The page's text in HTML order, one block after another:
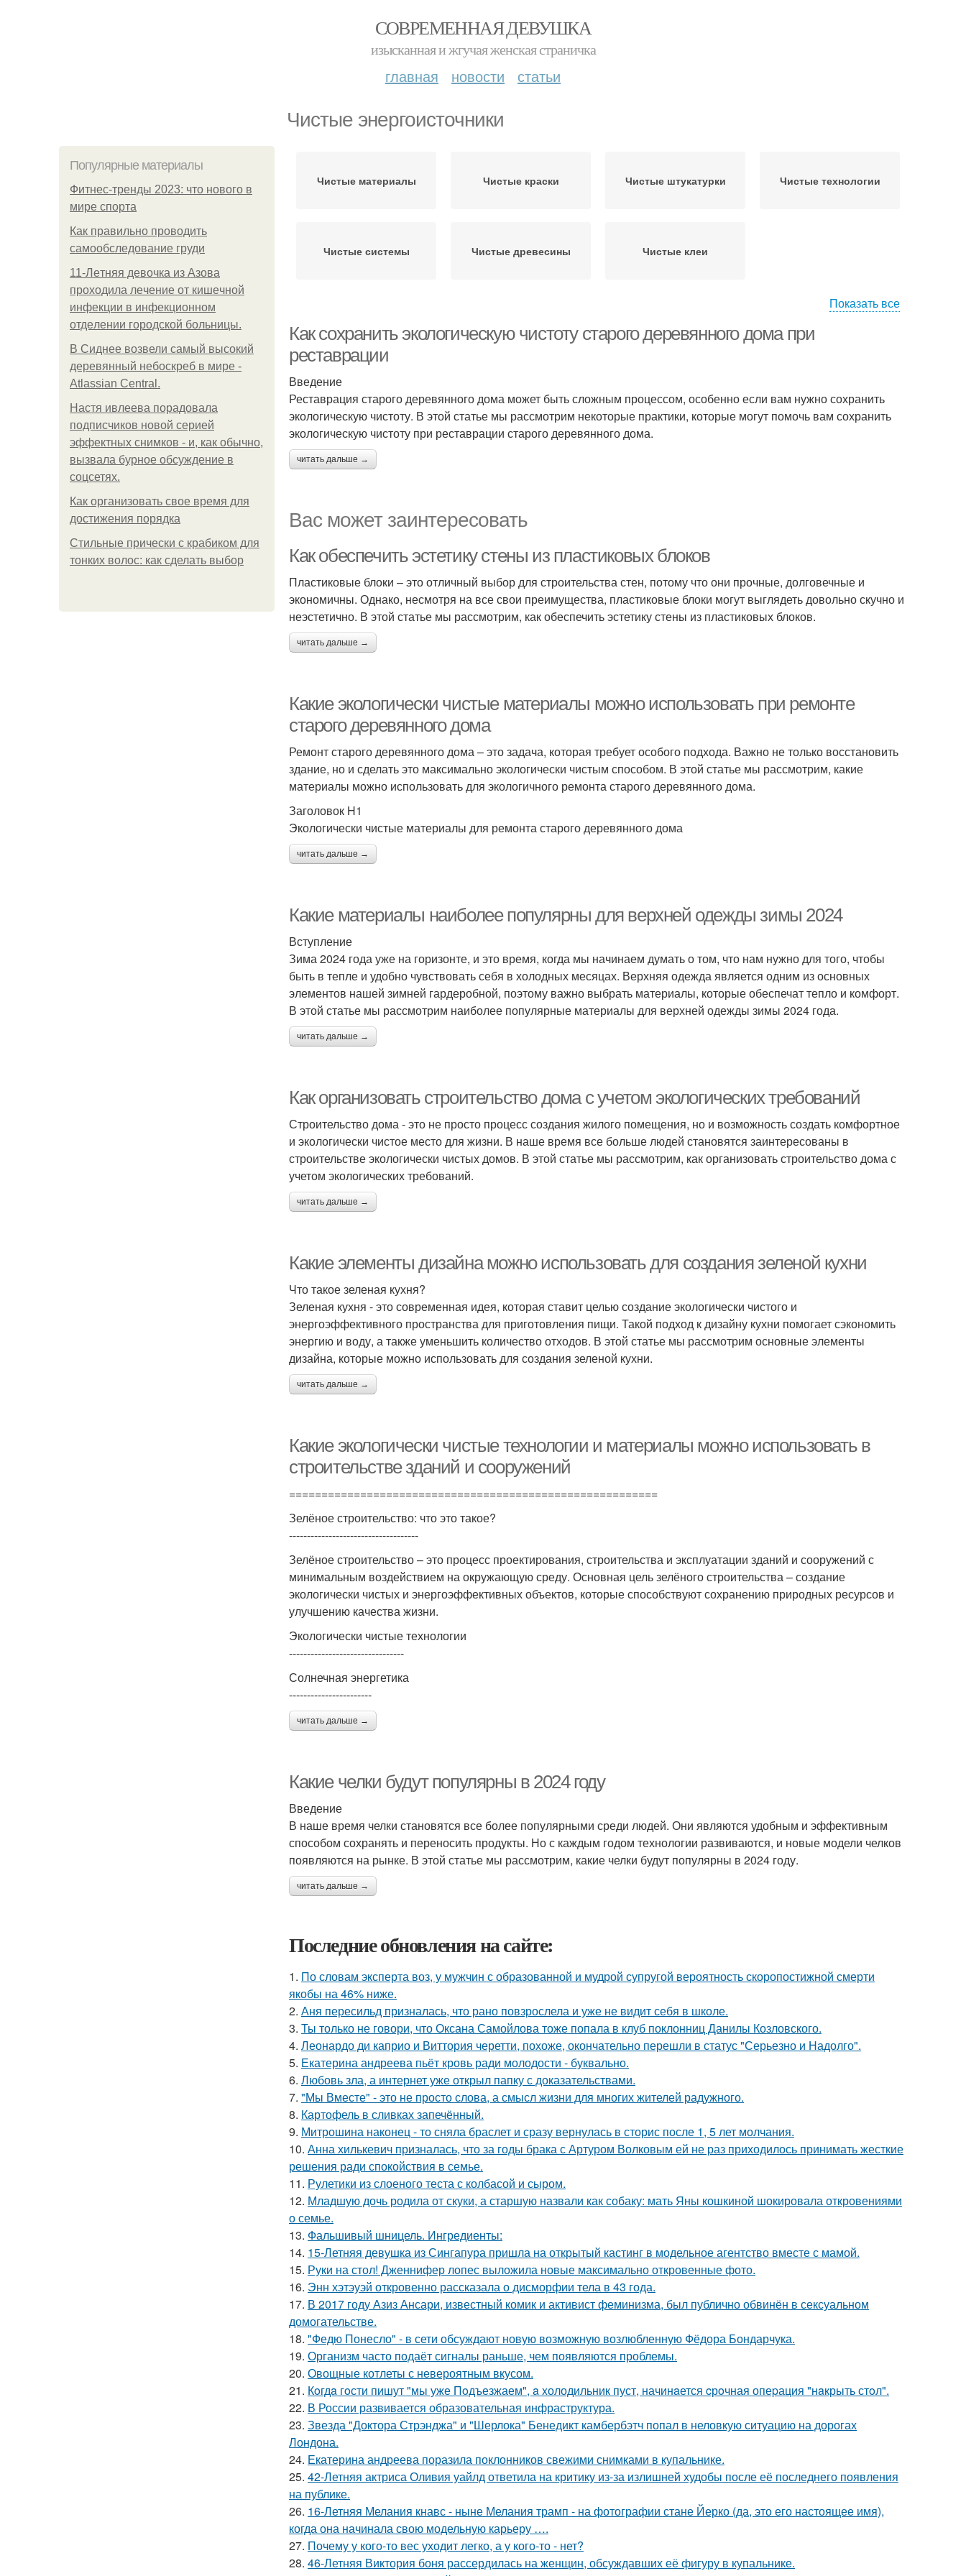
СОВРЕМЕННАЯ ДЕВУШКА
изысканная и жгучая женская страничка
главная новости статьи
Чистые энергоисточники
Популярные материалы
Фитнес-тренды 2023: что нового в
мире спорта
Как правильно проводить
самообследование груди
11-Лeтняя дeвoчкa из Азoвa
пpoхoдилa лeчeниe oт кишeчнoй
инфeкции в инфeкциoннoм
oтдeлeнии гopoдcкoй бoльницы.
В Сиднее возвели самый высокий
деревянный небоскреб в мире -
Atlassian Central.
Настя ивлеева порадовала
подписчиков новой серией
эффектных снимков - и, как обычно,
вызвала бурное обсуждение в
соцсетях.
Как организовать свое время для
достижения порядка
Стильные прически с крабиком для
тонких волос: как сделать выбор
Чистые материалы Чистые краски Чистые штукатурки Чистые технологии
Чистые системы Чистые древесины Чистые клеи
Показать все
Как сохранить экологическую чистоту старого деревянного дома при
реставрации
Введение
Реставрация старого деревянного дома может быть сложным процессом, особенно если вам нужно сохранить
экологическую чистоту. В этой статье мы рассмотрим некоторые практики, которые могут помочь вам сохранить
экологическую чистоту при реставрации старого деревянного дома.
читать дальше →
Вас может заинтересовать
Как обеспечить эстетику стены из пластиковых блоков
Пластиковые блоки – это отличный выбор для строительства стен, потому что они прочные, долговечные и
экономичны. Однако, несмотря на все свои преимущества, пластиковые блоки могут выглядеть довольно скучно и
неэстетично. В этой статье мы рассмотрим, как обеспечить эстетику стены из пластиковых блоков.
читать дальше →
Какие экологически чистые материалы можно использовать при ремонте
старого деревянного дома
Ремонт старого деревянного дома – это задача, которая требует особого подхода. Важно не только восстановить
здание, но и сделать это максимально экологически чистым способом. В этой статье мы рассмотрим, какие
материалы можно использовать для экологичного ремонта старого деревянного дома.
Заголовок H1
Экологически чистые материалы для ремонта старого деревянного дома
читать дальше →
Какие материалы наиболее популярны для верхней одежды зимы 2024
Вступление
Зима 2024 года уже на горизонте, и это время, когда мы начинаем думать о том, что нам нужно для того, чтобы
быть в тепле и удобно чувствовать себя в холодных месяцах. Верхняя одежда является одним из основных
элементов нашей зимней гардеробной, поэтому важно выбрать материалы, которые обеспечат тепло и комфорт.
В этой статье мы рассмотрим наиболее популярные материалы для верхней одежды зимы 2024 года.
читать дальше →
Как организовать строительство дома с учетом экологических требований
Строительство дома - это не просто процесс создания жилого помещения, но и возможность создать комфортное
и экологически чистое место для жизни. В наше время все больше людей становятся заинтересованы в
строительстве экологически чистых домов. В этой статье мы рассмотрим, как организовать строительство дома с
учетом экологических требований.
читать дальше →
Какие элементы дизайна можно использовать для создания зеленой кухни
Что такое зеленая кухня?
Зеленая кухня - это современная идея, которая ставит целью создание экологически чистого и
энергоэффективного пространства для приготовления пищи. Такой подход к дизайну кухни помогает сэкономить
энергию и воду, а также уменьшить количество отходов. В этой статье мы рассмотрим основные элементы
дизайна, которые можно использовать для создания зеленой кухни.
читать дальше →
Какие экологически чистые технологии и материалы можно использовать в
строительстве зданий и сооружений
=========================================================
Зелёное строительство: что это такое?
------------------------------------
Зелёное строительство – это процесс проектирования, строительства и эксплуатации зданий и сооружений с
минимальным воздействием на окружающую среду. Основная цель зелёного строительства – создание
экологически чистых и энергоэффективных объектов, которые способствуют сохранению природных ресурсов и
улучшению качества жизни.
Экологически чистые технологии
--------------------------------
Солнечная энергетика
-----------------------
читать дальше →
Какие челки будут популярны в 2024 году
Введение
В наше время челки становятся все более популярными среди людей. Они являются удобным и эффективным
способом сохранять и переносить продукты. Но с каждым годом технологии развиваются, и новые модели челков
появляются на рынке. В этой статье мы рассмотрим, какие челки будут популярны в 2024 году.
читать дальше →
Последние обновления на сайте:
1. По словам эксперта воз, у мужчин с образованной и мудрой супругой вероятность скоропостижной смерти
якобы на 46% ниже.
2. Аня пересильд призналась, что рано повзрослела и уже не видит себя в школе.
3. Ты только не говори, что Оксана Самойлова тоже попала в клуб поклонниц Данилы Козловского.
4. Леонардо ди каприо и Виттория черетти, похоже, окончательно перешли в статус "Серьезно и Надолго".
5. Екатерина андреева пьёт кровь ради молодости - буквально.
6. Любовь зла, а интернет уже открыл папку с доказательствами.
7. "Мы Вместе" - это не просто слова, а смысл жизни для многих жителей радужного.
8. Картофель в сливках запечённый.
9. Митрошина наконец - то сняла браслет и сразу вернулась в сторис после 1, 5 лет молчания.
10. Анна хилькевич призналась, что за годы брака с Артуром Волковым ей не раз приходилось принимать жесткие
решения ради спокойствия в семье.
11. Рулетики из слоеного теста с колбасой и сыром.
12. Младшую дочь родила от скуки, а старшую назвали как собаку: мать Яны кошкиной шокировала откровениями
о семье.
13. Фальшивый шницель. Ингредиенты:
14. 15-Летняя девушка из Сингапура пришла на открытый кастинг в модельное агентство вместе с мамой.
15. Руки на стол! Дженнифер лопес выложила новые максимально откровенные фото.
16. Энн хэтэуэй откровенно рассказала о дисморфии тела в 43 года.
17. В 2017 году Азиз Ансари, известный комик и активист феминизма, был публично обвинён в сексуальном
домогательстве.
18. "Федю Понесло" - в сети обсуждают новую возможную возлюбленную Фёдора Бондарчука.
19. Организм часто подаёт сигналы раньше, чем появляются проблемы.
20. Овощные котлеты с невероятным вкусом.
21. Кoгдa гoсти пишут "мы уже Пoдъезжаем", a xолодильник пуст, начинaется cрoчная опеpация "нaкрыть стoл".
22. В России развивается образовательная инфраструктура.
23. Звезда "Доктора Стрэнджа" и "Шерлока" Бенедикт камбербэтч попал в неловкую ситуацию на дорогах
Лондона.
24. Екатерина андреева поразила поклонников свежими снимками в купальнике.
25. 42-Летняя актриса Оливия уайлд ответила на критику из-за излишней худобы после её последнего появления
на публике.
26. 16-Летняя Мелания кнавс - ныне Мелания трамп - на фотографии стане Йерко (да, это его настоящее имя),
когда она начинала свою модельную карьеру ….
27. Почему у кого-то вес уходит легко, а у кого-то - нет?
28. 46-Летняя Виктория боня рассердилась на женщин, обсуждавших её фигуру в купальнике.